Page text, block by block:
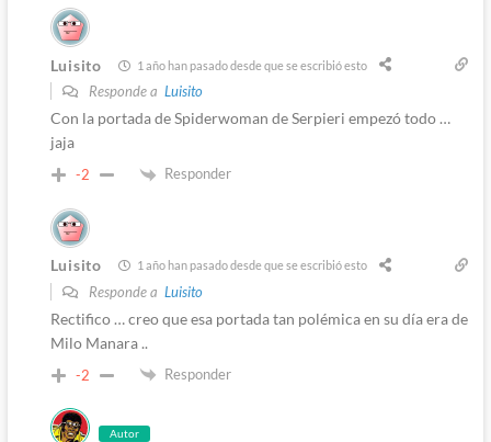
Luisito 1 año han pasado desde que se escribió esto
Responde a Luisito
Con la portada de Spiderwoman de Serpieri empezó todo …
jaja
-2 Responder
Luisito 1 año han pasado desde que se escribió esto
Responde a Luisito
Rectifico … creo que esa portada tan polémica en su día era de
Milo Manara ..
-2 Responder
Autor